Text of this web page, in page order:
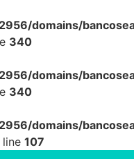
domains/
340
domains/
340
domains/
line 107